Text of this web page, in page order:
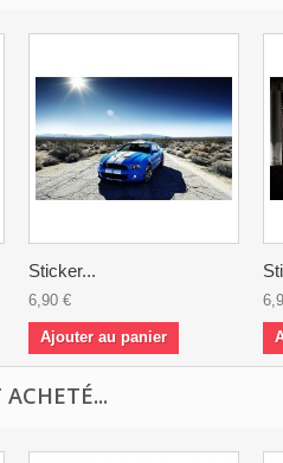
Sticker...
6,90 €
Ajouter au panier